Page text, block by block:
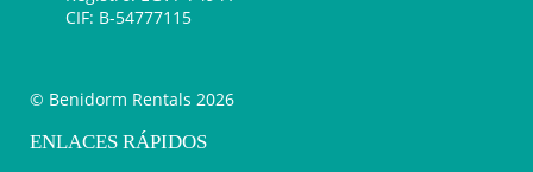
CIF: B-54777115
© Benidorm Rentals 2026
ENLACES RÁPIDOS